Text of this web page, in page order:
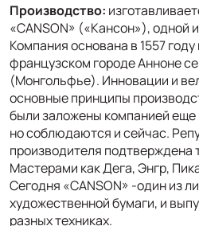
Производство:
«CANSON» («Кансон»), одной
Компания основана в 1557
французском городе Анноне
(Монгольфье). Инновации и
основные принципы
были заложены компанией еще
но соблюдаются и сейчас.
производителя подтверждена
Мастерами как Дега, Энгр,
Сегодня «CANSON» -один из
художественной бумаги, и
разных техниках.